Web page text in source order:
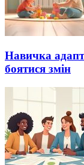
Навичка
боятися змін